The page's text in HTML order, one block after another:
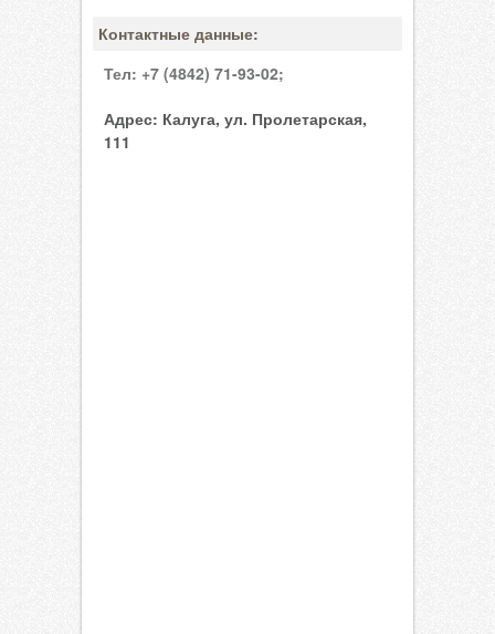
Контактные данные:
Тел: +7 (4842) 71-93-02;
Адрес: Калуга, ул. Пролетарская,
111